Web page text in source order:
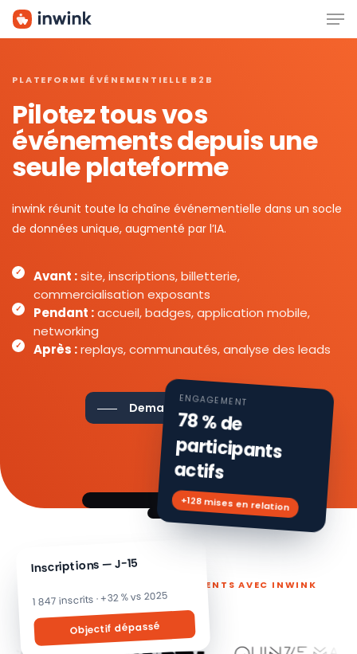
Skip
PLATEFORME ÉVÉNEMENTIELLE B2B
Pilotez tous vos
événements depuis une
seule plateforme
inwink réunit toute la chaîne événementielle dans un socle
de données unique, augmenté par l’IA.
Avant :site, inscriptions, billetterie,
commercialisation exposants
Pendant :accueil, badges, application mobile,
networking
Après :replays, communautés, analyse des leads
Demander une démo
Inscriptions — J-15
1 847 inscrits · +32 % vs 2025
Objectif dépassé
ENGAGEMENT
78 % de
participants
actifs
+128 mises en relation
ILS PILOTENT LEURS ÉVÉNEMENTS AVEC INWINK